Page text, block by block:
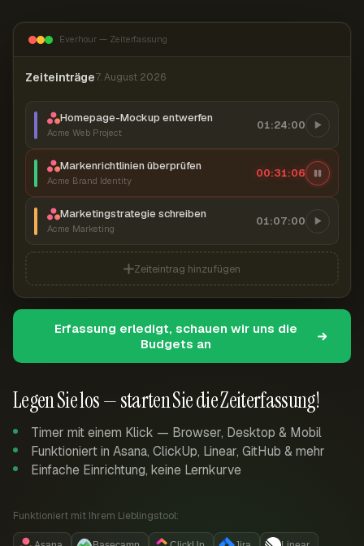
Legen Sie los — starten Sie die Zeiterfassung!
Timer mit einem Klick — Browser, Desktop & Mobil
Funktioniert in Asana, ClickUp, Linear, GitHub & mehr
Einfache Einrichtung, keine Lernkurve
Funktioniert mit Ihrem Lieblingstool:
Everhour — Zeiterfassung
Zeiteinträge7. August 2026
Homepage-Mockup entwerfen
Acme Web Project
01:24:00
Markenrichtlinien überprüfen
Acme Brand Identity
00:31:07
Marketingstrategie schreiben
Acme Marketing
01:07:00
Zeiteintrag hinzufügen
Erfassung erledigt, schauen wir uns die
Budgets an